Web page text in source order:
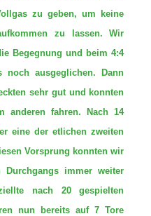
zu geben, um keine
zu lassen. Wir
Begegnung und beim 4:4
ausgeglichen. Dann
sehr gut und konnten
anderen fahren. Nach 14
eine der etlichen zweiten
Vorsprung konnten wir
immer weiter
nach 20 gespielten
nun bereits auf 7 Tore